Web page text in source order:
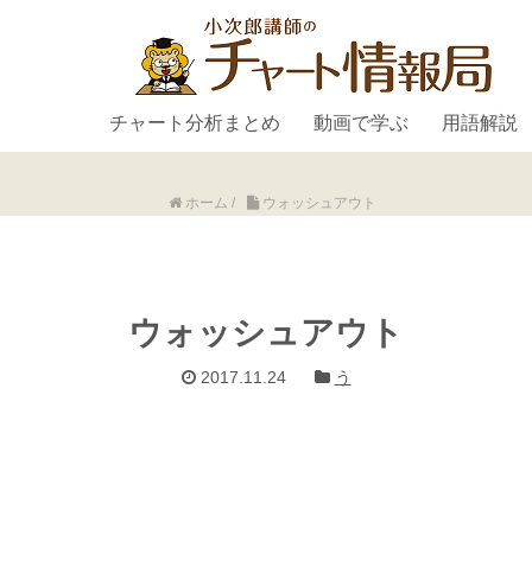
チャート分析まとめ 動画で学ぶ 用語解説
ホーム / ウォッシュアウト
ウォッシュアウト
2017.11.24 う